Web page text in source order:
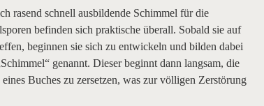
rasend schnell ausbildende Schimmel für die
befinden sich praktische überall. Sobald sie auf
beginnen sie sich zu entwickeln und bilden dabei
genannt. Dieser beginnt dann langsam, die
Buches zu zersetzen, was zur völligen Zerstörung